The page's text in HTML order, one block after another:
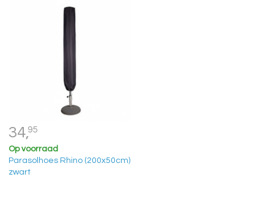
34,95
Op voorraad
Parasolhoes Rhino (200x50cm)
zwart